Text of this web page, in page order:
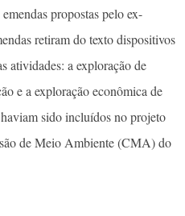
propostas pelo ex-
retiram do texto dispositivos
atividades: a exploração de
e a exploração econômica de
sido incluídos no projeto
de Meio Ambiente (CMA) do